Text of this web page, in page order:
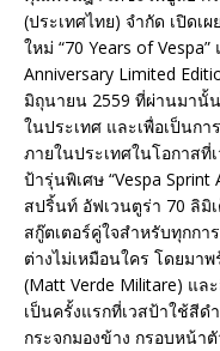
(ประเทศไทย) จำกัด เปิดเ
ใหม่ “70 Years of
Anniversary Limited
มิถุนายน 2559 ที่ผ่านมานั้
ในประเทศ และเพื่อเป็นก
ภายในประเทศในโอกาสที่
ป้ารุ่นพิเศษ “Vespa Sprint
สปริ้นท์ อัฟเวนตูร่า 70 ลิมิ
สกู๊ตเตอร์คู่ใจสำหรับทุกกา
ต่างไม่เหมือนใคร โดยมา
(Matt Verde Militare) แล
เป็นครั้งแรกที่เวสป้าใช้สี
กระจกมองข้าง กรอบหน้า